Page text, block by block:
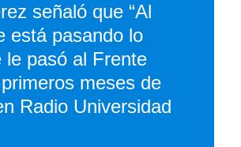
señaló que “Al
está pasando lo
le pasó al Frente
meses de
Radio Universidad